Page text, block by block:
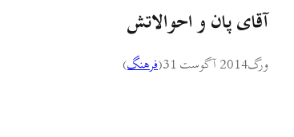
آقای پان و احوالاتش
ورگ2014 آگوست 31 (فرهنگ)